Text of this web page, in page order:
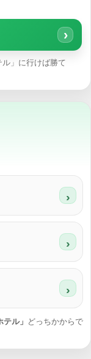
›
」に行けば勝て
›
›
›
テル」
どっちかからで